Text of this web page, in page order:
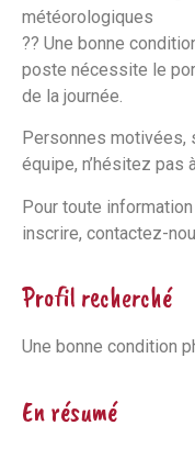
météorologiques
?? Une bonne
poste nécessite le
de la journée.
Personnes motivées,
équipe, n’hésitez pas
Pour toute
inscrire, contactez-
Profil recherché
Une bonne condition
En résumé